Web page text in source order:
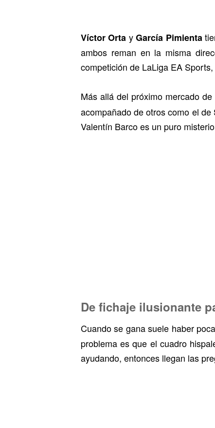
Víctor Orta yGarcía Pimienta
ambos reman en la misma
competición de LaLiga EA
Más allá del próximo mercado
acompañado de otros como el
Valentín Barco es un puro
De fichaje ilusionante
Cuando se gana suele haber
problema es que el cuadro
ayudando, entonces llegan las